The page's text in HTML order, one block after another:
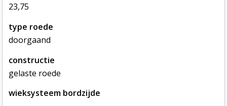
23,75
type roede
doorgaand
constructie
gelaste roede
wieksysteem bordzijde